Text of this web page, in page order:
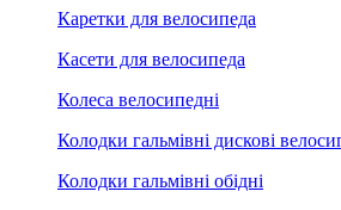
Каретки для велосипеда
Касети для велосипеда
Колеса велосипедні
Колодки гальмівні дискові
Колодки гальмівні обідні